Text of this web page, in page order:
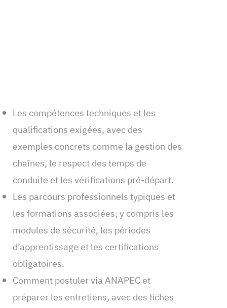
Les compétences techniques et les
qualifications exigées, avec des
exemples concrets comme la gestion des
chaînes, le respect des temps de
conduite et les vérifications pré-départ.
Les parcours professionnels typiques et
les formations associées, y compris les
modules de sécurité, les périodes
d’apprentissage et les certifications
obligatoires.
Comment postuler via ANAPEC et
préparer les entretiens, avec des fiches